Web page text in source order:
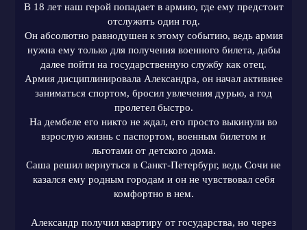
В 18 лет наш герой попадает в армию, где ему предстоит
отслужить один год.
Он абсолютно равнодушен к этому событию, ведь армия
нужна ему только для получения военного билета, дабы
далее пойти на государственную службу как отец.
Армия дисциплинировала Александра, он начал активнее
заниматься спортом, бросил увлечения дурью, а год
пролетел быстро.
На дембеле его никто не ждал, его просто выкинули во
взрослую жизнь с паспортом, военным билетом и
льготами от детского дома.
Саша решил вернуться в Санкт-Петербург, ведь Сочи не
казался ему родным городам и он не чувствовал себя
комфортно в нем.
Александр получил квартиру от государства, но через